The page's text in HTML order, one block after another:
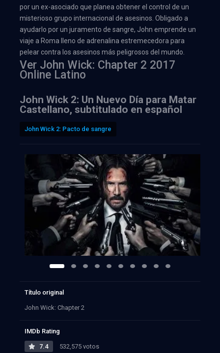
por un ex-asociado que planea obtener el control de un
misterioso grupo internacional de asesinos. Obligado a
ayudarlo por un juramento de sangre, John emprende un
viaje a Roma lleno de adrenalina estremecedora para
pelear contra los asesinos más peligrosos del mundo.
Ver John Wick: Chapter 2 2017
Online Latino
John Wick 2: Un Nuevo Día para Matar
Castellano, subtitulado en español
John Wick 2: Pacto de sangre
Título original
John Wick: Chapter 2
IMDb Rating
7.4 532,575 votos